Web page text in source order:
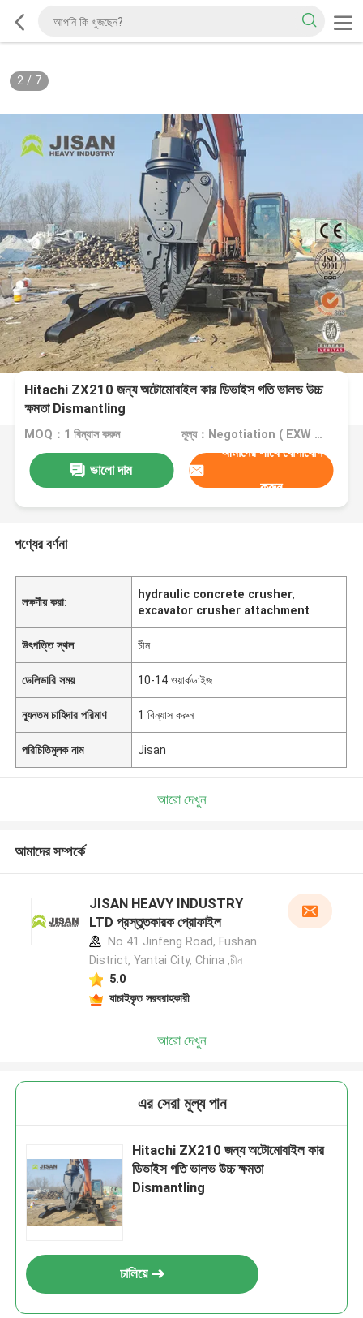
2/ 7
Hitachi ZX210 জন্য অটোমোবাইল কার ডিভাইস গতি ভালভ উচ্চ
ক্ষমতা Dismantling
MOQ：1 বিন্যাস করুন মূল্য：Negotiation ( EXW , FOB or CIF price )
ভালো দাম
আমাদের সাথে যোগাযোগ
করুন
পণ্যের বর্ণনা
লক্ষণীয় করা:
hydraulic concrete crusher,
excavator crusher attachment
উৎপত্তি স্থল চীন
ডেলিভারি সময় 10-14 ওয়ার্কডাইজ
ন্যূনতম চাহিদার পরিমাণ 1 বিন্যাস করুন
পরিচিতিমুলক নাম Jisan
আরো দেখুন
আমাদের সম্পর্কে
JISAN HEAVY INDUSTRY
LTD প্রস্তুতকারক প্রোফাইল
No 41 Jinfeng Road, Fushan
District, Yantai City, China ,চীন
5.0
যাচাইকৃত সরবরাহকারী
আরো দেখুন
এর সেরা মূল্য পান
Hitachi ZX210 জন্য অটোমোবাইল কার
ডিভাইস গতি ভালভ উচ্চ ক্ষমতা
Dismantling
চালিয়ে